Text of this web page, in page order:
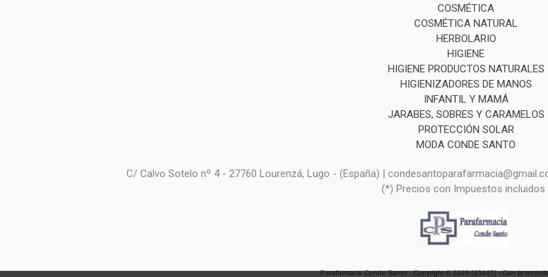
COSMÉTICA
COSMÉTICA NATURAL
HERBOLARIO
HIGIENE
HIGIENE PRODUCTOS NATURALES
HIGIENIZADORES DE MANOS
INFANTIL Y MAMÁ
JARABES, SOBRES Y CARAMELOS
PROTECCIÓN SOLAR
MODA CONDE SANTO
C/ Calvo Sotelo nº 4 - 27760 Lourenzá, Lugo - (España) |
(*) Precios con Impuestos incluidos
Parafarmacia Conde Santo- Copyright © 2026 [35447] - Con la